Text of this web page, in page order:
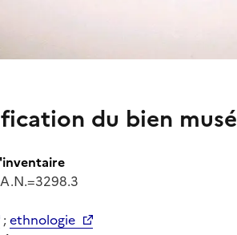
du bien
A.N.=3298.3
;ethnologie